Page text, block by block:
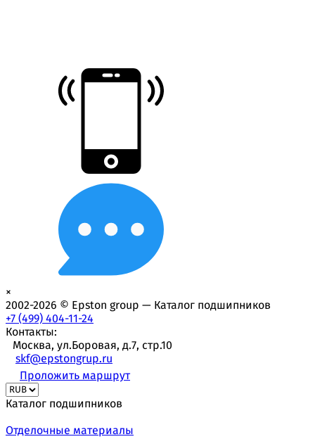
×
2002-2026 © Epston group — Каталог подшипников
+7 (499) 404-11-24
Контакты:
Москва, ул.Боровая, д.7, стр.10
skf@epstongrup.ru
Проложить маршрут
Каталог подшипников
Отделочные материалы